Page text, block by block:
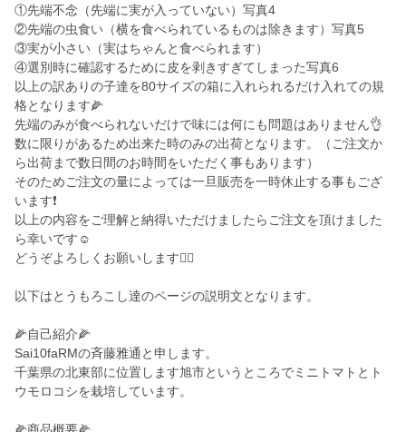
①先端不念（先端に実が入っていない）写真4
②先端の虫食い（横を食べられているものは除きます）写真5
③実が小さい（実はちゃんと食べられます）
④選別時に確認するために皮を剥きすぎてしまった写真6
以上の訳ありの子達を80サイズの箱に入れられるだけ入れての規
格となります🌽
先端のみが食べられないだけで味には何にも問題はありません👌
数に限りがあるため出来た時のみの出荷となります。（ご注文か
ら出荷まで数日間のお時間をいただく事もあります）
そのためご注文の量によっては一旦販売を一時休止する事もござ
います❗️
以上の内容をご理解と納得いただけましたらご注文を頂けました
ら幸いです☺️
どうぞよろしくお願いします🙇‍♂️
以下はとうもろこし達のページの説明文となります。
🌽自己紹介🌽
Sai10faRMの斉藤雅通と申します。
千葉県の北東部に位置します旭市というところでミニトマトとト
ウモロコシを栽培しています。